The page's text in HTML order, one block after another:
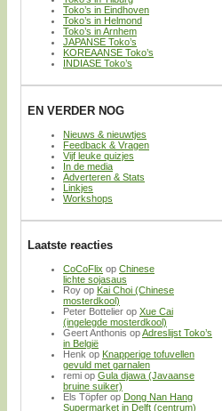
Toko’s in Eindhoven
Toko’s in Helmond
Toko’s in Arnhem
JAPANSE Toko’s
KOREAANSE Toko’s
INDIASE Toko’s
EN VERDER NOG
Nieuws & nieuwtjes
Feedback & Vragen
Vijf leuke quizjes
In de media
Adverteren & Stats
Linkjes
Workshops
Laatste reacties
CoCoFlix op Chinese
lichte sojasaus
Roy op Kai Choi (Chinese
mosterdkool)
Peter Bottelier op Xue Cai
(ingelegde mosterdkool)
Geert Anthonis opAdreslijst Toko’s
in België
Henk op Knapperige tofuvellen
gevuld met garnalen
remi op Gula djawa (Javaanse
bruine suiker)
Els Töpfer op Dong Nan Hang
Supermarket in Delft (centrum)